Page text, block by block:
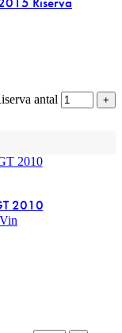
antal +
2010
Vin